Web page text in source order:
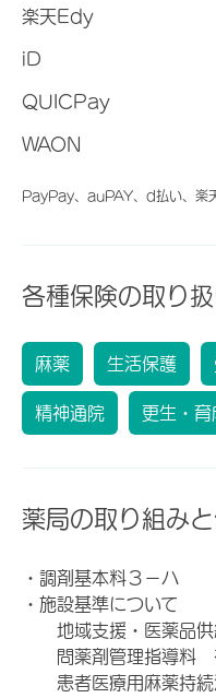
楽天Edy
iD
QUICPay
WAON
PayPay、auPAY、d払い、楽
各種保険の取り
麻薬 生活保護
精神通院 更生・育
薬局の取り組みと
・調剤基本料３－ハ
・施設基準について
地域支援・医薬品
問薬剤管理指導料
患者医療用麻薬持